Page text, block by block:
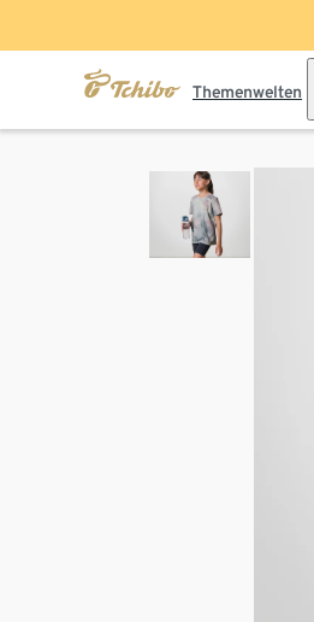
Themenwelten